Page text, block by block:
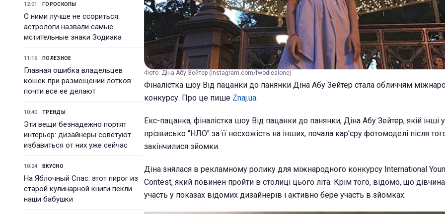
12:01 ГОРОСКОПЫ
С ними лучше не ссориться:
астрологи назвали самые
мстительные знаки Зодиака
11:16 ПОЛЕЗНОЕ
Главная ошибка владельцев
кошек при размещении лотков:
почти все ее делают
10:40 ТРЕНДЫ
Эти вещи безнадежно портят
интерьер: дизайнеры советуют
избавиться от них уже сейчас
10:24 ВКУСНО
На Яблочный Спас: этот пирог из
старой кулинарной книги пекли
наши бабушки
Фото: Діна Абу Зейтер (instagram.com/fwodiealone)
Фіналістка шоу Від пацанки до панянки Діна Абу Зейтер стала обличчям
конкурсу. Про це пише Znaj.ua.
Екс-пацанка, фіналістка шоу Від пацанки до панянки, Діна Абу Зейтер, якій інші
прізвисько "НЛО" за її несхожість на інших, почала кар'єру фотомоделі після
закінчилися зйомки.
Діна знялася в рекламному ролику для міжнародного конкурсу International
Contest, який повинен пройти в столиці цього літа. Крім того, відомо, що
участь у показах відомих дизайнерів і активно бере участь в зйомках.